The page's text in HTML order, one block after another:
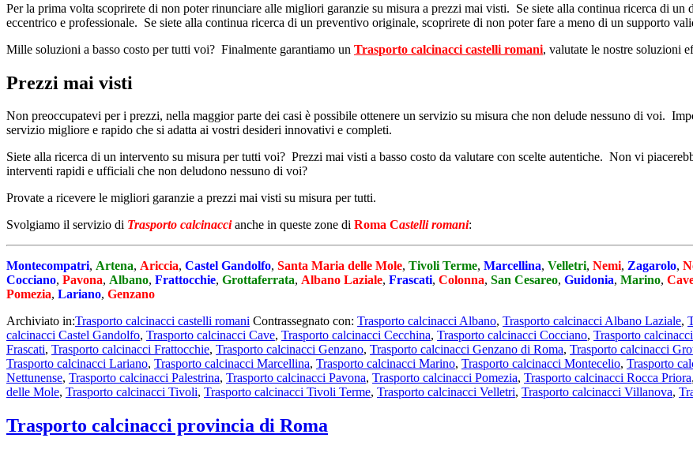
Per la prima volta scoprirete di non poter rinunciare alle migliori garanzie su misura a prezzi mai visti. Se siete alla continua ricerca di un
eccentrico e professionale. Se siete alla continua ricerca di un preventivo originale, scoprirete di non poter fare a meno di un supporto
Mille soluzioni a basso costo per tutti voi? Finalmente garantiamo un Trasporto calcinacci castelli romani, valutate le nostre soluzioni
Prezzi mai visti
Non preoccupatevi per i prezzi, nella maggior parte dei casi è possibile ottenere un servizio su misura che non delude nessuno di voi.
servizio migliore e rapido che si adatta ai vostri desideri innovativi e completi.
Siete alla ricerca di un intervento su misura per tutti voi? Prezzi mai visti a basso costo da valutare con scelte autentiche. Non vi
interventi rapidi e ufficiali che non deludono nessuno di voi?
Provate a ricevere le migliori garanzie a prezzi mai visti su misura per tutti.
Svolgiamo il servizio di Trasporto calcinaccianche in queste zone di Roma Castelli romani:
Montecompatri, Artena, Ariccia, Castel Gandolfo, Santa Maria delle Mole, Tivoli Terme, Marcellina, Velletri, Nemi, Zagarolo,
Cocciano, Pavona, Albano, Frattocchie, Grottaferrata, Albano Laziale, Frascati, Colonna, San Cesareo, Guidonia, Marino,
Pomezia, Lariano, Genzano
Archiviato in:Trasporto calcinacci castelli romani Contrassegnato con: Trasporto calcinacci Albano, Trasporto calcinacci Albano Laziale,
calcinacci Castel Gandolfo, Trasporto calcinacci Cave, Trasporto calcinacci Cecchina, Trasporto calcinacci Cocciano, Trasporto
Frascati, Trasporto calcinacci Frattocchie, Trasporto calcinacci Genzano, Trasporto calcinacci Genzano di Roma, Trasporto calcinacci
Trasporto calcinacci Lariano, Trasporto calcinacci Marcellina, Trasporto calcinacci Marino, Trasporto calcinacci Montecelio, Trasporto
Nettunense, Trasporto calcinacci Palestrina, Trasporto calcinacci Pavona, Trasporto calcinacci Pomezia, Trasporto calcinacci Rocca Priora,
delle Mole, Trasporto calcinacci Tivoli, Trasporto calcinacci Tivoli Terme, Trasporto calcinacci Velletri, Trasporto calcinacci Villanova,
Trasporto calcinacci provincia di Roma